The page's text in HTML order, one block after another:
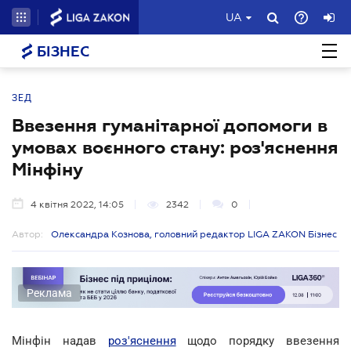
UA
БІЗНЕС
ЗЕД
Ввезення гуманітарної допомоги в
умовах воєнного стану: роз'яснення
Мінфіну
4 квітня 2022, 14:05 2342 0
Автор: Олександра Кознова, головний редактор LIGA ZAKON Бізнес
Реклама
Мінфін надав роз'яснення щодо порядку ввезення